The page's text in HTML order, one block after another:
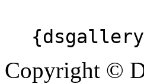
Copyright ©